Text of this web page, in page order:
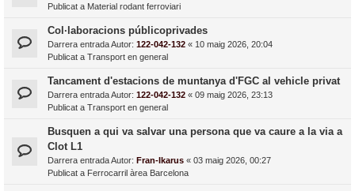
Publicat a Material rodant ferroviari
Col·laboracions públicoprivades
Darrera entrada Autor: 122-042-132 « 10 maig 2026, 20:04
Publicat a Transport en general
Tancament d'estacions de muntanya d'FGC al vehicle privat
Darrera entrada Autor: 122-042-132 « 09 maig 2026, 23:13
Publicat a Transport en general
Busquen a qui va salvar una persona que va caure a la via a
Clot L1
Darrera entrada Autor: Fran-Ikarus « 03 maig 2026, 00:27
Publicat a Ferrocarril àrea Barcelona